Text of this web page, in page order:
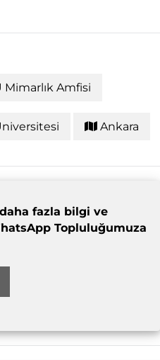
Mimarlık Amfisi
Ankara
fazla bilgi ve
Topluluğumuza